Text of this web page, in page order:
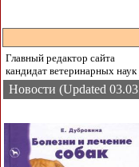
Главный редактор сайта
кандидат ветеринарных наук
Новости (Updated 03.03